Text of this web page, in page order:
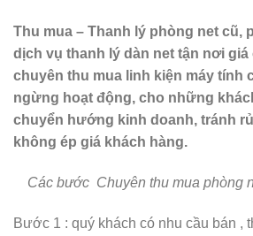
Thu mua – Thanh lý phòng net cũ,
dịch vụ thanh lý dàn net tận nơi
chuyên thu mua linh kiện máy tính
ngừng hoạt động, cho những
chuyển hướng kinh doanh, tránh
không ép giá khách hàng.
Các bước Chuyên thu mua phòng
Bước 1 : quý khách có nhu cầu bán ,